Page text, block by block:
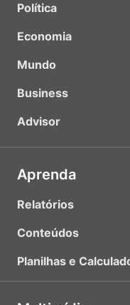
Política
Economia
Mundo
Business
Advisor
Aprenda
Relatórios
Conteúdos
Planilhas e